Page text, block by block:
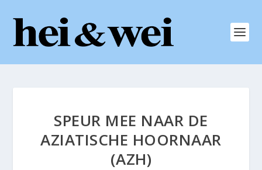
SPEUR MEE NAAR DE
AZIATISCHE HOORNAAR
(AZH)